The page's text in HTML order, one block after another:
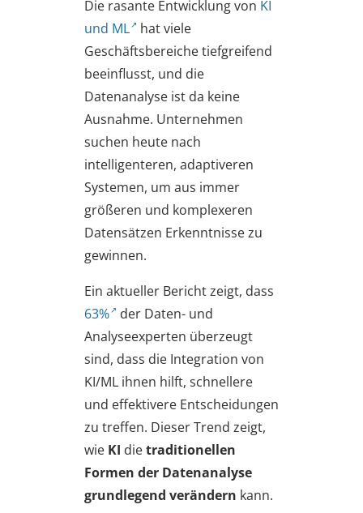
Die rasante Entwicklung von KI
und ML
hat viele
Geschäftsbereiche tiefgreifend
beeinflusst, und die
Datenanalyse ist da keine
Ausnahme. Unternehmen
suchen heute nach
intelligenteren, adaptiveren
Systemen, um aus immer
größeren und komplexeren
Datensätzen Erkenntnisse zu
gewinnen.
Ein aktueller Bericht zeigt, dass
63%
der Daten- und
Analyseexperten überzeugt
sind, dass die Integration von
KI/ML ihnen hilft, schnellere
und effektivere Entscheidungen
zu treffen. Dieser Trend zeigt,
wie KI dietraditionellen
Formen der Datenanalyse
grundlegend verändern kann.